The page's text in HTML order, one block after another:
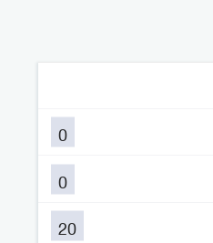
0
0
20